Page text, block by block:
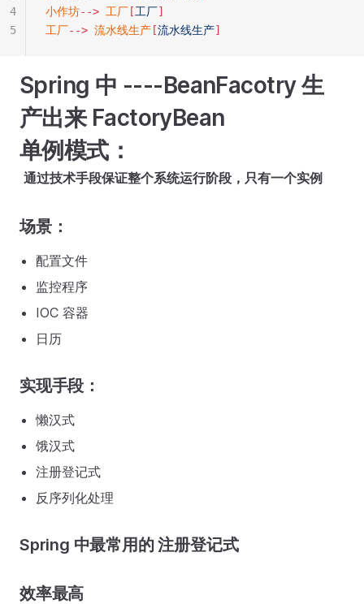
小作坊--> 工厂 [工厂]
工厂--> 流水线生产 [流水线生产]
4
5
Spring 中 ----BeanFacotry 生
产出来 FactoryBean
单例模式：
通过技术手段保证整个系统运行阶段，只有一个实例
场景：
配置文件
监控程序
IOC 容器
日历
实现手段：
懒汉式
饿汉式
注册登记式
反序列化处理
Spring 中最常用的 注册登记式
效率最高